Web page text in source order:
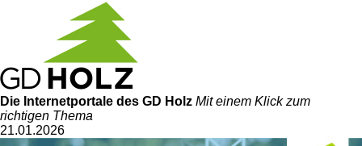
Die Internetportale des GD Holz Mit einem Klick zum
richtigen Thema
21.01.2026